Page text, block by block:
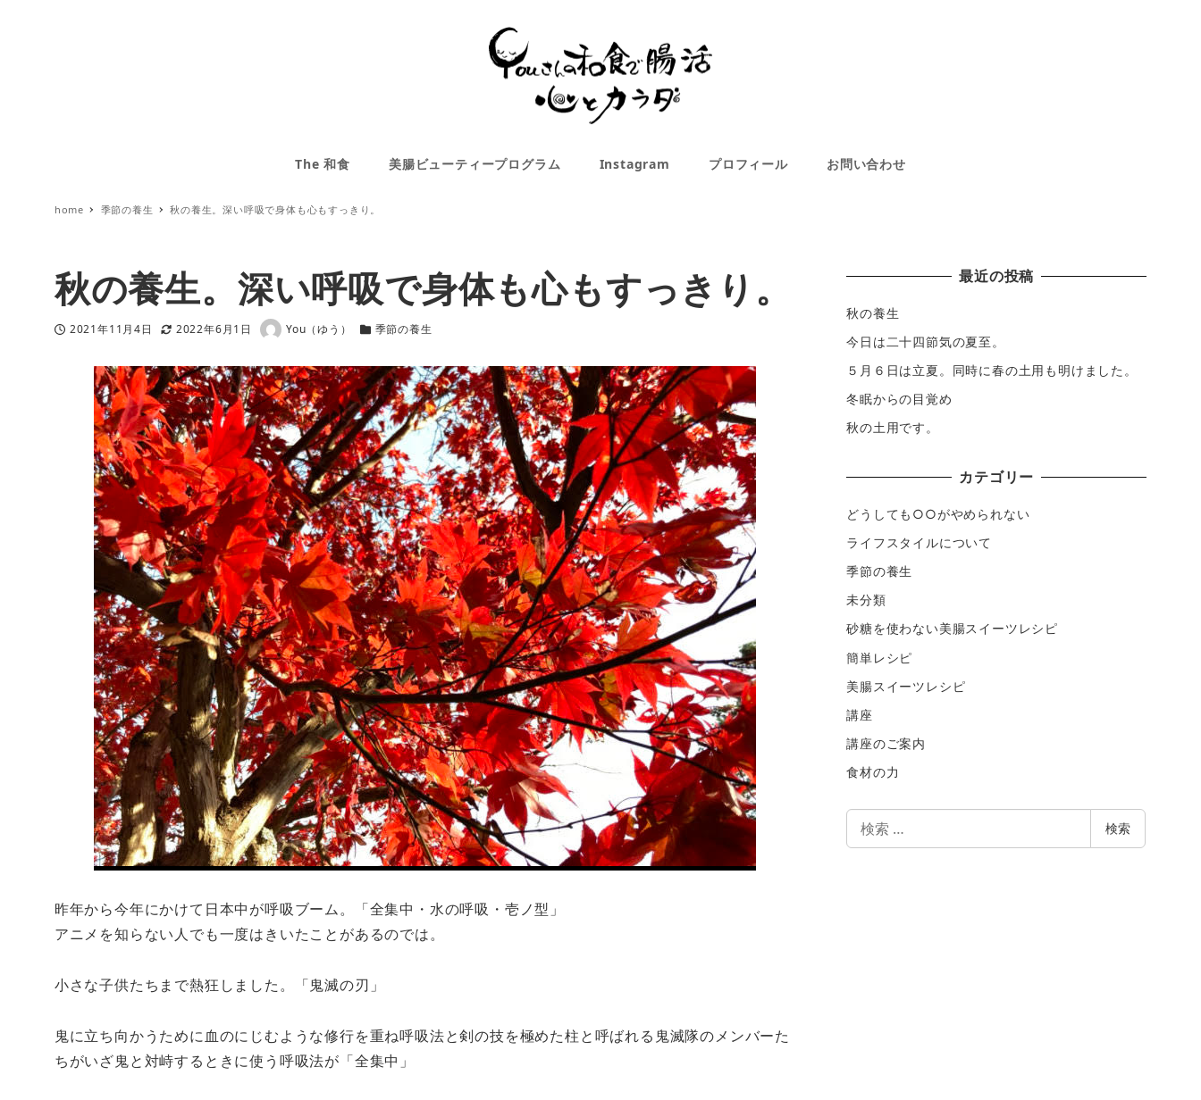
The 和食 美腸ビューティープログラム Instagram プロフィール お問い合わせ
home 季節の養生 秋の養生。深い呼吸で身体も心もすっきり。
秋の養生。深い呼吸で身体も心もすっきり。
投稿日
2021年11月4日
更新日
2022年6月1日
著
You（ゆう）
カテゴリー
季節の養生
昨年から今年にかけて日本中が呼吸ブーム。「全集中・水の呼吸・壱ノ型」
アニメを知らない人でも一度はきいたことがあるのでは。
小さな子供たちまで熱狂しました。「鬼滅の刃」
鬼に立ち向かうために血のにじむような修行を重ね呼吸法と剣の技を極めた柱と呼ばれる鬼滅隊のメンバーた
ちがいざ鬼と対峙するときに使う呼吸法が「全集中」
最近の投稿
秋の養生
今日は二十四節気の夏至。
５月６日は立夏。同時に春の土用も明けました。
冬眠からの目覚め
秋の土用です。
カテゴリー
どうしても○○がやめられない
ライフスタイルについて
季節の養生
未分類
砂糖を使わない美腸スイーツレシピ
簡単レシピ
美腸スイーツレシピ
講座
講座のご案内
食材の力
索
検索